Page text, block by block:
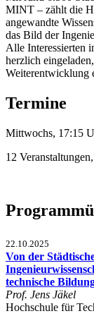
MINT – zählt die
angewandte
das Bild der
Alle Interessierten
herzlich
Weiterentwicklung
Termine
Mittwochs, 17:15
12
22.10.2025
Von der
technische
Prof. Jens Jäkel
Hochschule für